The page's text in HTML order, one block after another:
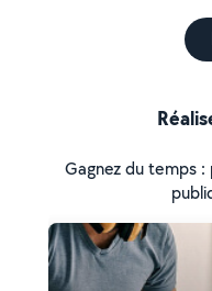
Gagnez du temps